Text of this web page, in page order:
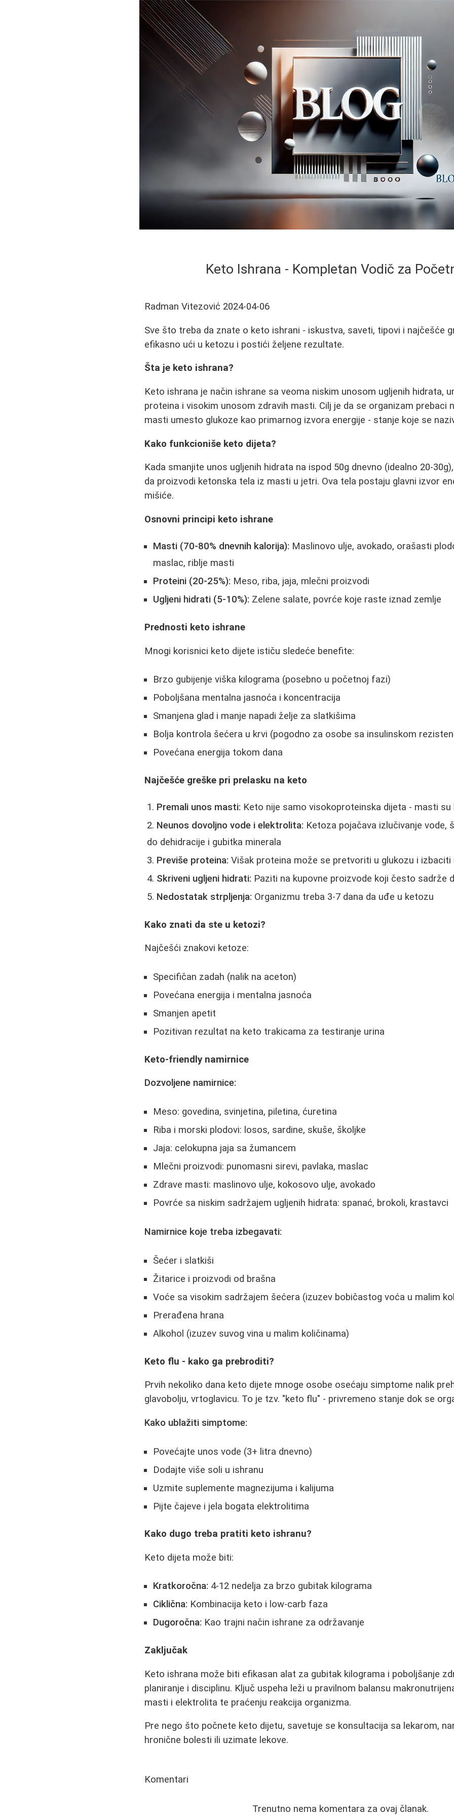
Keto Ishrana - Kompletan Vodič za
Radman Vitezović 2024-04-06
Sve što treba da znate o keto ishrani - iskustva, saveti, tipovi i najčešće
efikasno ući u ketozu i postići željene rezultate.
Šta je keto ishrana?
Keto ishrana je način ishrane sa veoma niskim unosom ugljenih hidrata,
proteina i visokim unosom zdravih masti. Cilj je da se organizam prebaci
masti umesto glukoze kao primarnog izvora energije - stanje koje se
Kako funkcioniše keto dijeta?
Kada smanjite unos ugljenih hidrata na ispod 50g dnevno (idealno 20-
da proizvodi ketonska tela iz masti u jetri. Ova tela postaju glavni izvor
mišiće.
Osnovni principi keto ishrane
Masti (70-80% dnevnih kalorija): Maslinovo ulje, avokado, orašasti
maslac, riblje masti
Proteini (20-25%): Meso, riba, jaja, mlečni proizvodi
Ugljeni hidrati (5-10%): Zelene salate, povrće koje raste iznad zemlje
Prednosti keto ishrane
Mnogi korisnici keto dijete ističu sledeće benefite:
Brzo gubijenje viška kilograma (posebno u početnoj fazi)
Poboljšana mentalna jasnoća i koncentracija
Smanjena glad i manje napadi želje za slatkišima
Bolja kontrola šećera u krvi (pogodno za osobe sa insulinskom
Povećana energija tokom dana
Najčešće greške pri prelasku na keto
Premali unos masti: Keto nije samo visokoproteinska dijeta - masti su
Neunos dovoljno vode i elektrolita: Ketoza pojačava izlučivanje vode,
do dehidracije i gubitka minerala
Previše proteina: Višak proteina može se pretvoriti u glukozu i izbaciti
Skriveni ugljeni hidrati: Paziti na kupovne proizvode koji često sadrže
Nedostatak strpljenja: Organizmu treba 3-7 dana da uđe u ketozu
Kako znati da ste u ketozi?
Najčešći znakovi ketoze:
Specifičan zadah (nalik na aceton)
Povećana energija i mentalna jasnoća
Smanjen apetit
Pozitivan rezultat na keto trakicama za testiranje urina
Keto-friendly namirnice
Dozvoljene namirnice:
Meso: govedina, svinjetina, piletina, ćuretina
Riba i morski plodovi: losos, sardine, skuše, školjke
Jaja: celokupna jaja sa žumancem
Mlečni proizvodi: punomasni sirevi, pavlaka, maslac
Zdrave masti: maslinovo ulje, kokosovo ulje, avokado
Povrće sa niskim sadržajem ugljenih hidrata: spanać, brokoli, krastavci
Namirnice koje treba izbegavati:
Šećer i slatkiši
Žitarice i proizvodi od brašna
Voće sa visokim sadržajem šećera (izuzev bobičastog voća u malim
Prerađena hrana
Alkohol (izuzev suvog vina u malim količinama)
Keto flu - kako ga prebroditi?
Prvih nekoliko dana keto dijete mnoge osobe osećaju simptome nalik
glavobolju, vrtoglavicu. To je tzv. "keto flu" - privremeno stanje dok se
Kako ublažiti simptome:
Povećajte unos vode (3+ litra dnevno)
Dodajte više soli u ishranu
Uzmite suplemente magnezijuma i kalijuma
Pijte čajeve i jela bogata elektrolitima
Kako dugo treba pratiti keto ishranu?
Keto dijeta može biti:
Kratkoročna: 4-12 nedelja za brzo gubitak kilograma
Ciklična: Kombinacija keto i low-carb faza
Dugoročna: Kao trajni način ishrane za održavanje
Zaključak
Keto ishrana može biti efikasan alat za gubitak kilograma i poboljšanje
planiranje i disciplinu. Ključ uspeha leži u pravilnom balansu
masti i elektrolita te praćenju reakcija organizma.
Pre nego što počnete keto dijetu, savetuje se konsultacija sa lekarom,
hronične bolesti ili uzimate lekove.
Komentari
Trenutno nema komentara za ovaj članak.